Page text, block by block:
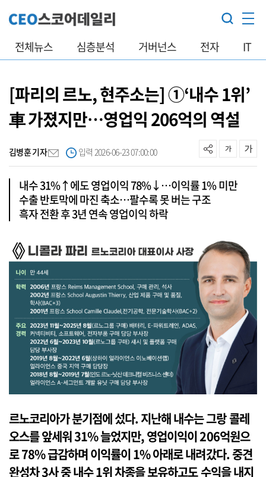
전체뉴스 심층분석 거버넌스 전자 IT
[파리의 르노, 현주소는] ①‘내수 1위’
車 가졌지만…영업익 206억의 역설
김병훈 기자 입력 2026-06-23 07:00:00
내수 31%↑에도 영업이익 78%↓…이익률 1% 미만
수출 반토막에 마진 축소…팔수록 못 버는 구조
흑자 전환 후 3년 연속 영업이익 하락
르노코리아가 분기점에 섰다. 지난해 내수는 그랑 콜레
오스를 앞세워 31% 늘었지만, 영업이익이 206억원으
로 78% 급감하며 이익률이 1% 아래로 내려갔다. 중견
완성차 3사 중 내수 1위 차종을 보유하고도 수익을 내지